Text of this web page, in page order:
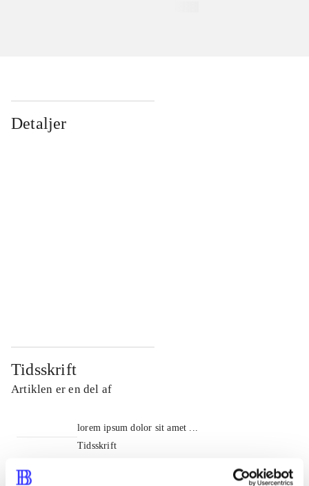
Detaljer
Tidsskrift
Artiklen er en del af
lorem ipsum dolor sit amet ...
Tidsskrift
Artiklerne i